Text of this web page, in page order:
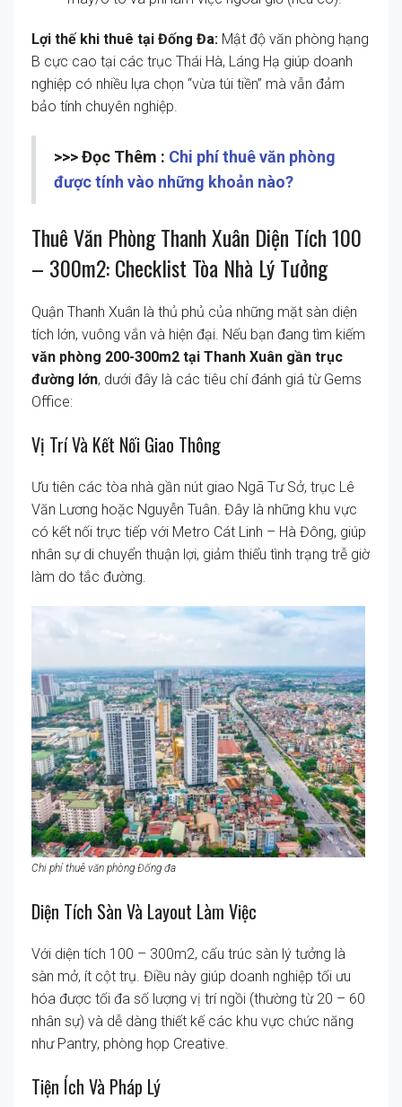
Lợi thế khi thuê tại Đống Đa: Mật độ văn phòng hạng
B cực cao tại các trục Thái Hà, Láng Hạ giúp doanh
nghiệp có nhiều lựa chọn “vừa túi tiền” mà vẫn đảm
bảo tính chuyên nghiệp.
>>> Đọc Thêm : Chi phí thuê văn phòng
được tính vào những khoản nào?
Thuê Văn Phòng Thanh Xuân Diện Tích 100
– 300m2: Checklist Tòa Nhà Lý Tưởng
Quận Thanh Xuân là thủ phủ của những mặt sàn diện
tích lớn, vuông vắn và hiện đại. Nếu bạn đang tìm kiếm
văn phòng 200-300m2 tại Thanh Xuân gần trục
đường lớn, dưới đây là các tiêu chí đánh giá từ Gems
Office:
Vị Trí Và Kết Nối Giao Thông
Ưu tiên các tòa nhà gần nút giao Ngã Tư Sở, trục Lê
Văn Lương hoặc Nguyễn Tuân. Đây là những khu vực
có kết nối trực tiếp với Metro Cát Linh – Hà Đông, giúp
nhân sự di chuyển thuận lợi, giảm thiểu tình trạng trễ giờ
làm do tắc đường.
Chi phí thuê văn phòng Đống đa
Diện Tích Sàn Và Layout Làm Việc
Với diện tích 100 – 300m2, cấu trúc sàn lý tưởng là
sàn mở, ít cột trụ. Điều này giúp doanh nghiệp tối ưu
hóa được tối đa số lượng vị trí ngồi (thường từ 20 – 60
nhân sự) và dễ dàng thiết kế các khu vực chức năng
như Pantry, phòng họp Creative.
Tiện Ích Và Pháp Lý